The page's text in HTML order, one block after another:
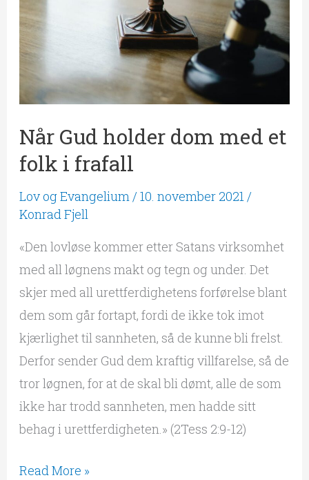
Når Gud holder dom med et
folk i frafall
Lov og Evangelium/10. november 2021/
Konrad Fjell
«Den lovløse kommer etter Satans virksomhet
med all løgnens makt og tegn og under. Det
skjer med all urettferdighetens forførelse blant
dem som går fortapt, fordi de ikke tok imot
kjærlighet til sannheten, så de kunne bli frelst.
Derfor sender Gud dem kraftig villfarelse, så de
tror løgnen, for at de skal bli dømt, alle de som
ikke har trodd sannheten, men hadde sitt
behag i urettferdigheten.» (2Tess 2:9-12)
Read More »